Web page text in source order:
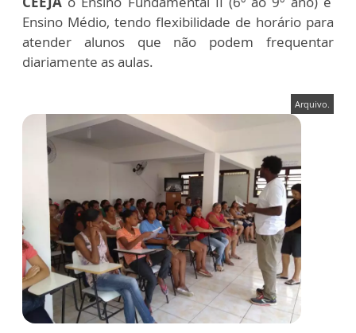
Ensino Médio, tendo flexibilidade de horário para
atender alunos que não podem frequentar
diariamente as aulas.
Arquivo.